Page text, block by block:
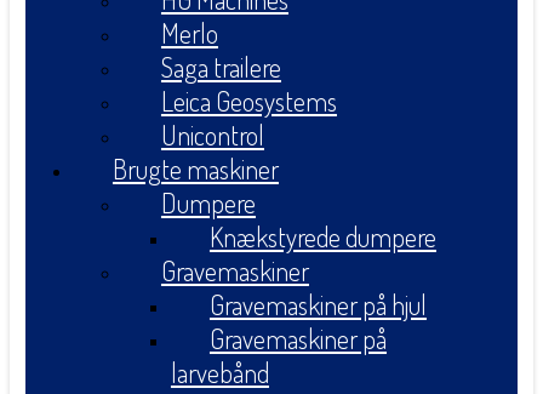
Merlo
Saga trailere
Leica Geosystems
Unicontrol
Brugte maskiner
Dumpere
Knækstyrede dumpere
Gravemaskiner
Gravemaskiner på hjul
Gravemaskiner på
larvebånd